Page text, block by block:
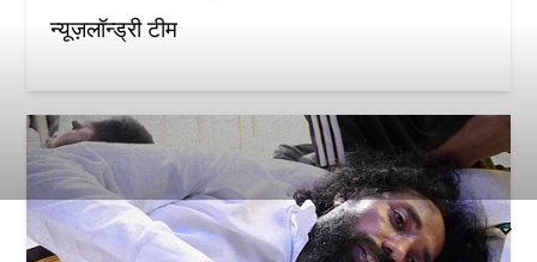
न्यूज़लॉन्ड्री टीम